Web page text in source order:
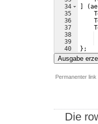
34
35
36
37
38
39
40
41
(ae
} ;
Ausgabe
Permanenter link
Die